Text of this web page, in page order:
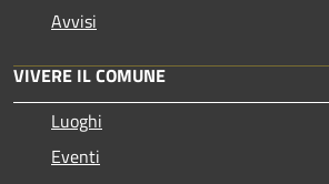
Avvisi
VIVERE IL COMUNE
Luoghi
Eventi